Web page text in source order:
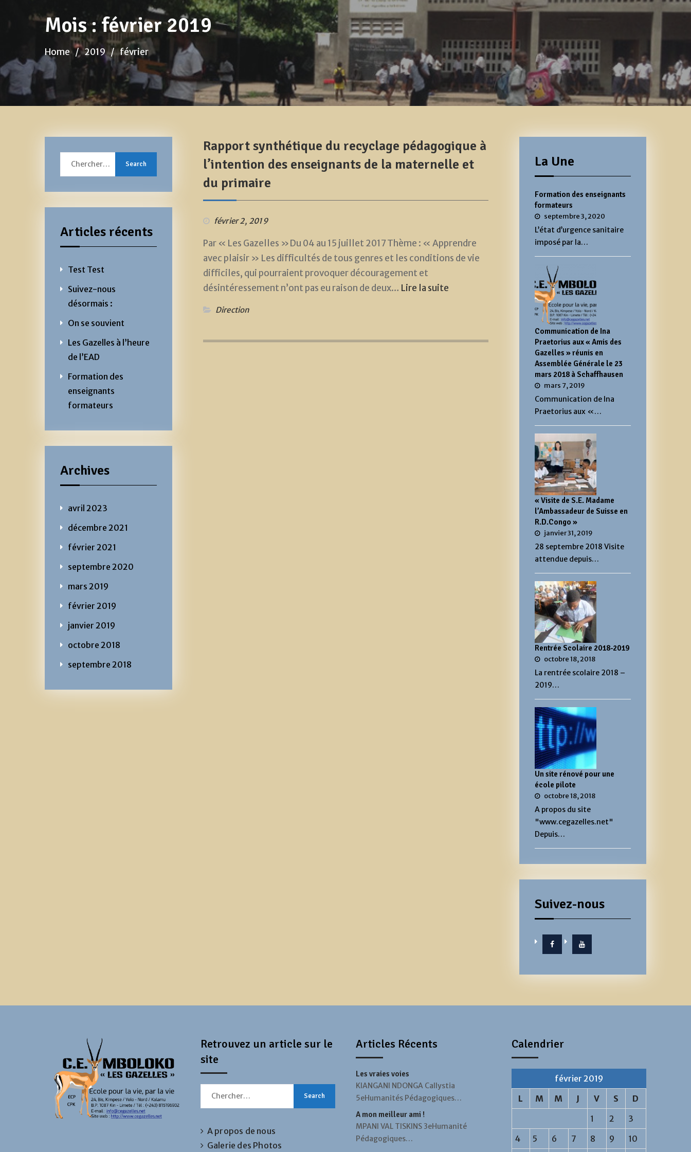
Mois :février 2019
Home 2019 février
Rapport synthétique du recyclage pédagogique à
l’intention des enseignants de la maternelle et
du primaire
février 2, 2019
Par « Les Gazelles »Du 04 au 15 juillet 2017 Thème : « Apprendre
avec plaisir » Les difficultés de tous genres et les conditions de vie
difficiles, qui pourraient provoquer découragement et
désintéressement n’ont pas eu raison de deux… Lire la suite
Direction
Search
for:
Articles récents
Test Test
Suivez-nous
désormais :
On se souvient
Les Gazelles à l’heure
de l’EAD
Formation des
enseignants
formateurs
Archives
avril 2023
décembre 2021
février 2021
septembre 2020
mars 2019
février 2019
janvier 2019
octobre 2018
septembre 2018
La Une
Formation des enseignants
formateurs
septembre 3, 2020
L’état d’urgence sanitaire
imposé par la…
Communication de Ina
Praetorius aux « Amis des
Gazelles » réunis en
Assemblée Générale le 23
mars 2018 à Schaffhausen
mars 7, 2019
Communication de Ina
Praetorius aux «…
« Visite de S.E. Madame
l’Ambassadeur de Suisse en
R.D.Congo »
janvier 31, 2019
28 septembre 2018 Visite
attendue depuis…
Rentrée Scolaire 2018-2019
octobre 18, 2018
La rentrée scolaire 2018 –
2019…
Un site rénové pour une
école pilote
octobre 18, 2018
A propos du site
"www.cegazelles.net"
Depuis…
Suivez-nous
Retrouvez un article sur le
site
Search
A propos de nous
Galerie des Photos
Articles Récents
Les vraies voies
KIANGANI NDONGA Callystia
5eHumanités Pédagogiques…
A mon meilleur ami !
MPANI VAL TISKINS 3eHumanité
Pédagogiques…
Calendrier
février 2019
L
M M J V S
D
1
2
3
4
5 6 7 8 9 10